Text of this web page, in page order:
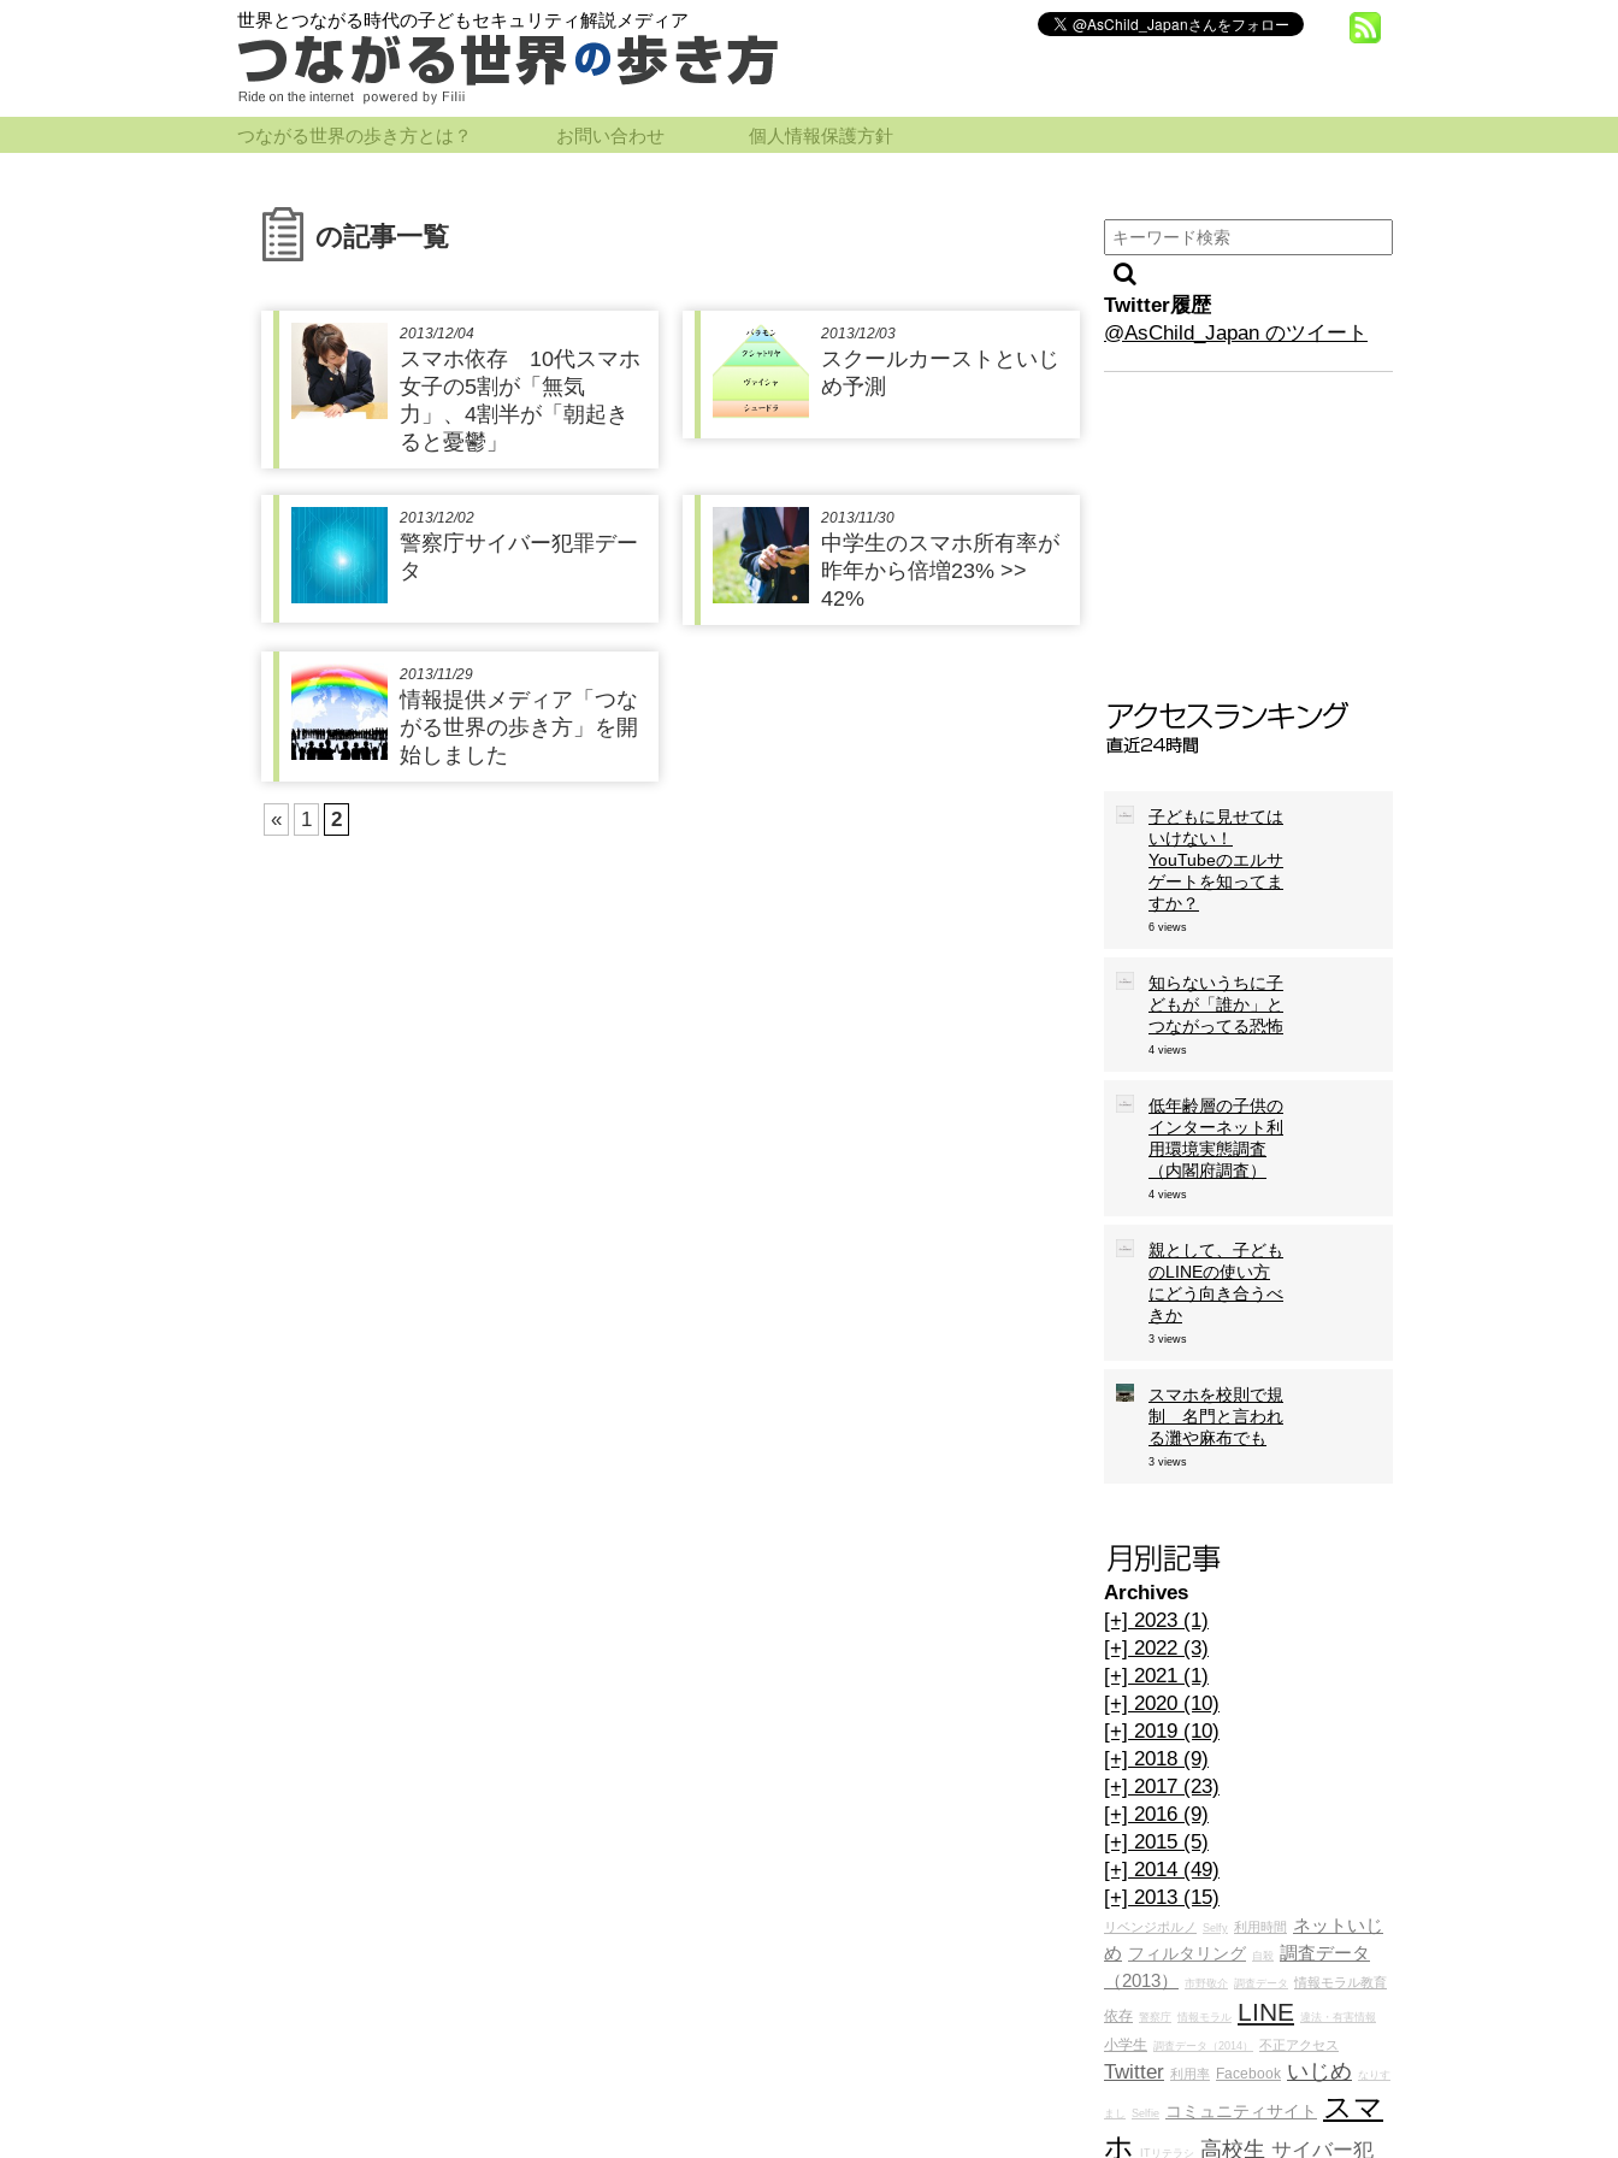
世界とつながる時代の子どもセキュリティ解説メディア
つながる世界の歩き方とは？ お問い合わせ 個人情報保護方針
の記事一覧
2013/12/04
スマホ依存 10代スマホ
女子の5割が「無気
力」、4割半が「朝起き
ると憂鬱」
2013/12/03
スクールカーストといじ
め予測
2013/12/02
警察庁サイバー犯罪デー
タ
2013/11/30
中学生のスマホ所有率が
昨年から倍増23% >>
42%
2013/11/29
情報提供メディア「つな
がる世界の歩き方」を開
始しました
« 1 2
Twitter履歴
@AsChild_Japan のツイート
子どもに見せては
いけない！
YouTubeのエルサ
ゲートを知ってま
すか？
6 views
知らないうちに子
どもが「誰か」と
つながってる恐怖
4 views
低年齢層の子供の
インターネット利
用環境実態調査
（内閣府調査）
4 views
親として、子ども
のLINEの使い方
にどう向き合うべ
きか
3 views
スマホを校則で規
制 名門と言われ
る灘や麻布でも
3 views
Archives
[+] 2023 (1)
[+] 2022 (3)
[+] 2021 (1)
[+] 2020 (10)
[+] 2019 (10)
[+] 2018 (9)
[+] 2017 (23)
[+] 2016 (9)
[+] 2015 (5)
[+] 2014 (49)
[+] 2013 (15)
リベンジポルノ Selfy 利用時間
ネットいじ
め フィルタリング 自殺 調査データ
（2013）
市野敬介 調査データ 情報モラル教育
依存 警察庁 情報モラル LINE 違法・有害情報
小学生 調査データ（2014） 不正アクセス
Twitter 利用率 Facebook いじめ なりす
まし Selfie コミュニティサイト
スマ
ホ
ITリテラシ 高校生 サイバー犯